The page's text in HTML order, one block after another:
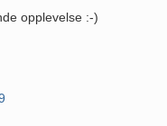
opplevelse :-)